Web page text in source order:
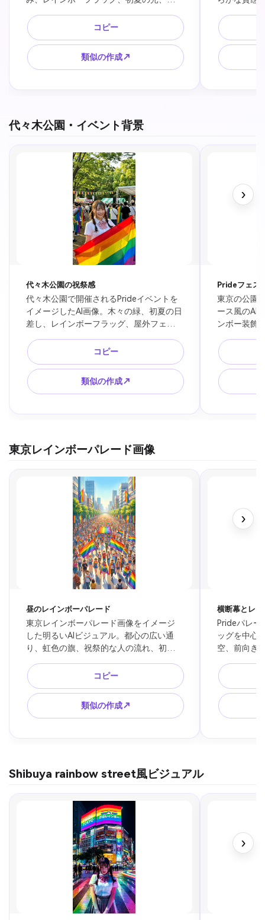
トルを入れやすい余白、公式ロゴなし、
実在人物の顔を特定しない、SNS告知に
使える高品質デザイン。
コピー
類似の作成↗
徴する前向
い構図、
向け。
代々木公園・イベント背景
代々木公園の祝祭感
代々木公園で開催されるPrideイベントを
イメージしたAI画像。木々の緑、初夏の日
差し、レインボーフラッグ、屋外フェス
的なシルエット、東京レインボープライ
ドのブログ画像やSNS素材に合う自然な
雰囲気。
コピー
類似の作成↗
Prideフェス
東京の公園
ース風のAI
ンボー装飾
のある昼間
わない架空
け。
›
東京レインボーパレード画像
昼のレインボーパレード
東京レインボーパレード画像をイメージ
した明るいAIビジュアル。都心の広い通
り、虹色の旗、祝祭的な人の流れ、初夏
ない遠景構図、ニュース写真ではなく創
作素材として使える自然なイベント風画
像。
コピー
類似の作成↗
横断幕とレ
Prideパレー
ッグを中心
空、前向き
彩、差別的
ベント告知
›
Shibuya rainbow street風ビジュアル
›